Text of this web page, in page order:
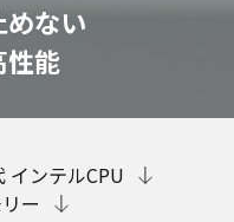
めない
性能
インテルCPU
ー